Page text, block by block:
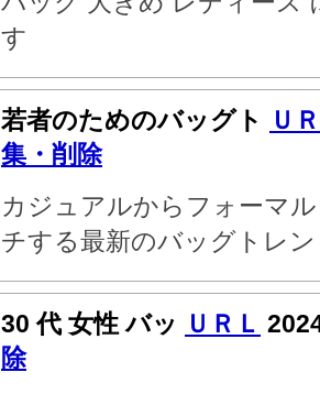
す
若者のためのバッグト
Ｕ
集・削除
カジュアルからフォーマ
チする最新のバッグトレ
30 代 女性 バッ ＵＲＬ
除